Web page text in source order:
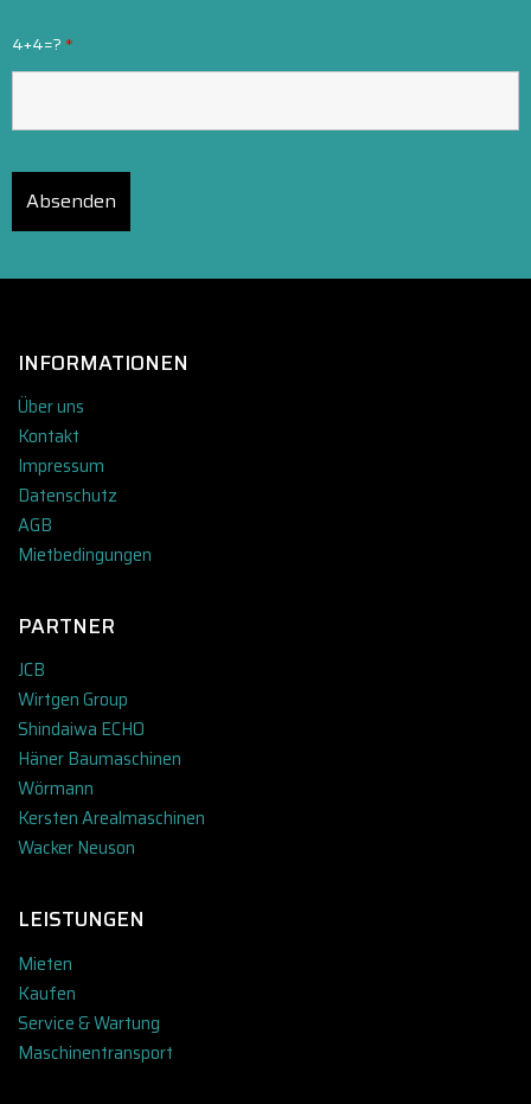
4+4=? *
INFORMATIONEN
Über uns
Kontakt
Impressum
Datenschutz
AGB
Mietbedingungen
PARTNER
JCB
Wirtgen Group
Shindaiwa ECHO
Häner Baumaschinen
Wörmann
Kersten Arealmaschinen
Wacker Neuson
LEISTUNGEN
Mieten
Kaufen
Service & Wartung
Maschinentransport